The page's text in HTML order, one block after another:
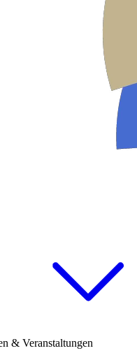
& Veranstaltungen